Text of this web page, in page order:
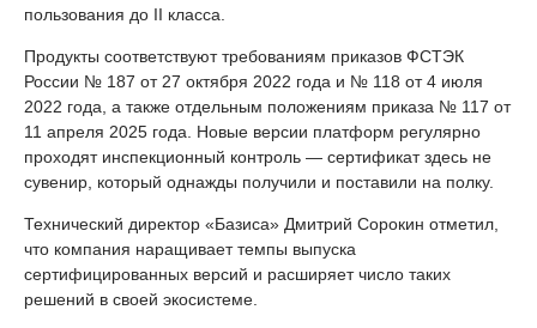
пользования до II класса.
Продукты соответствуют требованиям приказов ФСТЭК
России № 187 от 27 октября 2022 года и № 118 от 4 июля
2022 года, а также отдельным положениям приказа № 117 от
11 апреля 2025 года. Новые версии платформ регулярно
проходят инспекционный контроль — сертификат здесь не
сувенир, который однажды получили и поставили на полку.
Технический директор «Базиса» Дмитрий Сорокин отметил,
что компания наращивает темпы выпуска
сертифицированных версий и расширяет число таких
решений в своей экосистеме.